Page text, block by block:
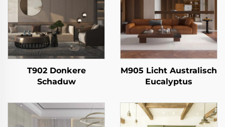
T902 Donkere
Schaduw
M905 Licht Australisch
Eucalyptus